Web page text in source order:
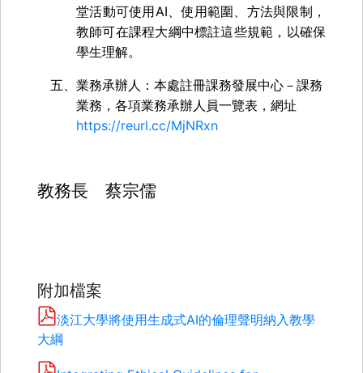
堂活動可使用 AI 、使用範圍、方法與限制，
教師可在課程大綱中標註這些規範，以確保
學生理解。
五、 業務承辦人：本處註冊課務發展中心－課務
業務，各項業務承辦人員一覽表，網址
https://reurl.cc/MjNRxn
教務長 蔡宗儒
附加檔案
淡江大學將使用生成式AI的倫理聲明納入教學
大綱